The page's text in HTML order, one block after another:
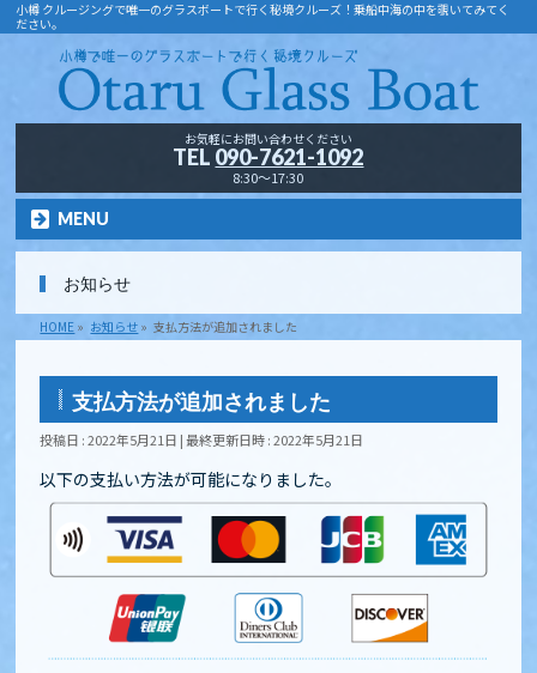
小樽 クルージングで唯一のグラスボートで行く秘境クルーズ！乗船中海の中を覗いてみてく
ださい。
お気軽にお問い合わせください
TEL 090-7621-1092
8:30～17:30
MENU
お知らせ
HOME » お知らせ » 支払方法が追加されました
支払方法が追加されました
投稿日 : 2022年5月21日 最終更新日時 : 2022年5月21日
以下の支払い方法が可能になりました。